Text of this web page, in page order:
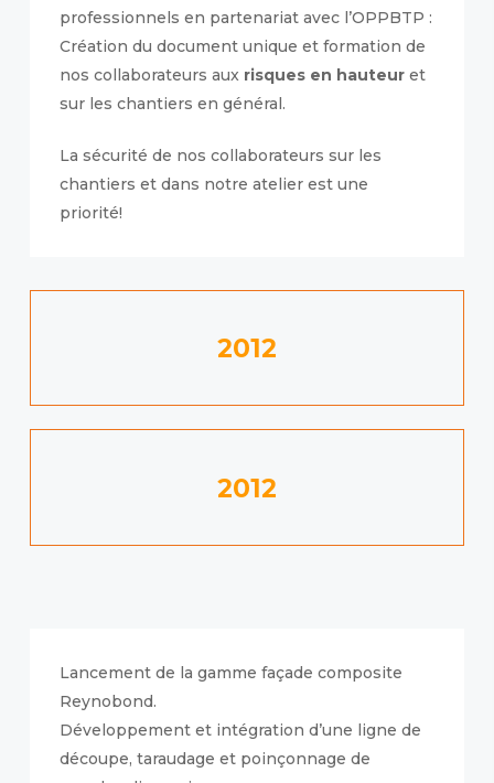
professionnels en partenariat avec l’OPPBTP :
Création du document unique et formation de
nos collaborateurs aux risques en hauteuret
sur les chantiers en général.
La sécurité de nos collaborateurs sur les
chantiers et dans notre atelier est une
priorité!
2012
2012
Lancement de la gamme façade composite
Reynobond.
Développement et intégration d’une ligne de
découpe, taraudage et poinçonnage de